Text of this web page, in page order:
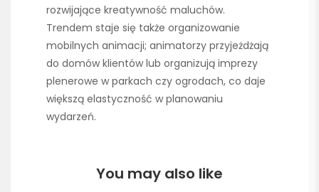
rozwijające kreatywność maluchów.
Trendem staje się także organizowanie
mobilnych animacji; animatorzy przyjeżdżają
do domów klientów lub organizują imprezy
plenerowe w parkach czy ogrodach, co daje
większą elastyczność w planowaniu
wydarzeń.
You may also like